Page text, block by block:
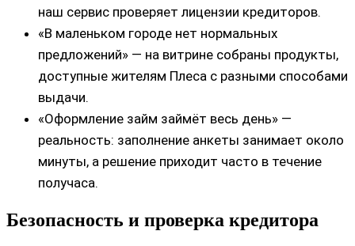
наш сервис проверяет лицензии кредиторов.
«В маленьком городе нет нормальных
предложений» — на витрине собраны продукты,
доступные жителям Плеса с разными способами
выдачи.
«Оформление займ займёт весь день» —
реальность: заполнение анкеты занимает около
минуты, а решение приходит часто в течение
получаса.
Безопасность и проверка кредитора